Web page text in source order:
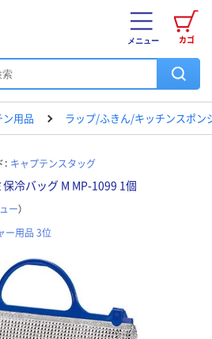
カゴ
メニュー
用品 ラップ/ふきん/キッチンスポン
キャプテンスタッグ
冷バッグ M MP-1099 1個
ー）
ー用品 3位